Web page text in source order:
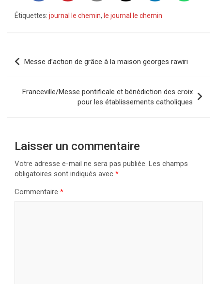
Étiquettes: journal le chemin, le journal le chemin
Navigation
de
l’article
Messe d’action de grâce à la maison georges rawiri
Franceville/Messe pontificale et bénédiction des croix
pour les établissements catholiques
Laisser un commentaire
Votre adresse e-mail ne sera pas publiée. Les champs
obligatoires sont indiqués avec *
Commentaire *